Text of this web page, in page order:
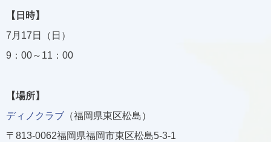
【日時】
7月17日（日）
9：00～11：00
【場所】
ディノクラブ （福岡県東区松島）
〒813-0062福岡県福岡市東区松島5-3-1